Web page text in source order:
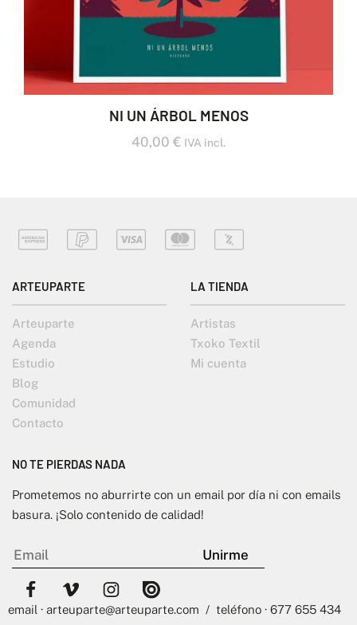
NI UN ÁRBOL MENOS
40,00 € IVA incl.
ARTEUPARTE
Arteuparte
Agenda
Estudio
Blog
Comunidad
Contacto
LA TIENDA
Artistas
Txoko Textil
Mi cuenta
NO TE PIERDAS NADA
Prometemos no aburrirte con un email por día ni con emails
basura. ¡Solo contenido de calidad!
email · arteuparte@arteuparte.com / teléfono · 677 655 434